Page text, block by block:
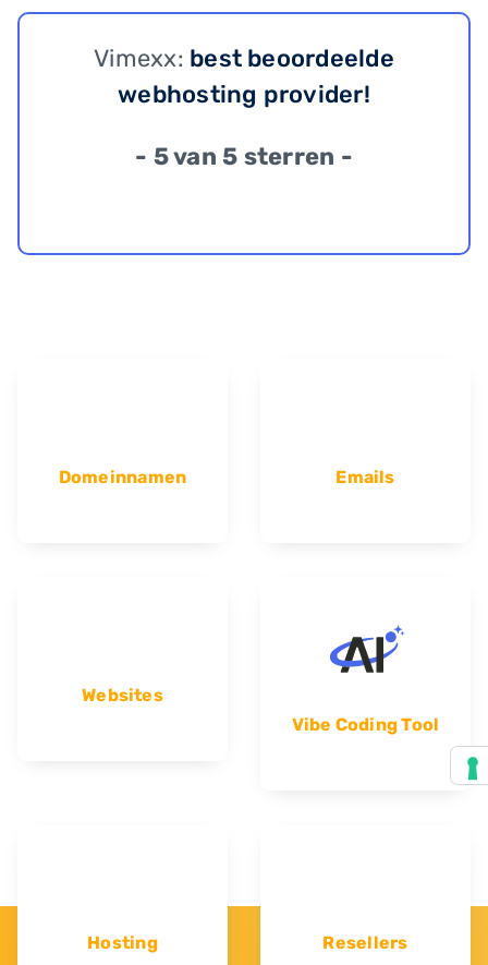
Vimexx: best beoordeelde
webhosting provider!
- 5 van 5 sterren -
Domeinnamen Emails
Websites
Vibe Coding Tool
Hosting Resellers